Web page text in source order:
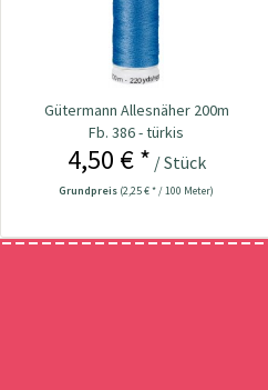
Gütermann Allesnäher 200m
Fb. 386 - türkis
4,50 € * / Stück
Grundpreis (2,25 € * / 100 Meter)